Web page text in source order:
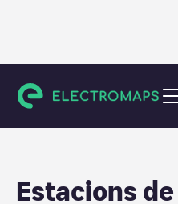
Països Baixos
Estacions